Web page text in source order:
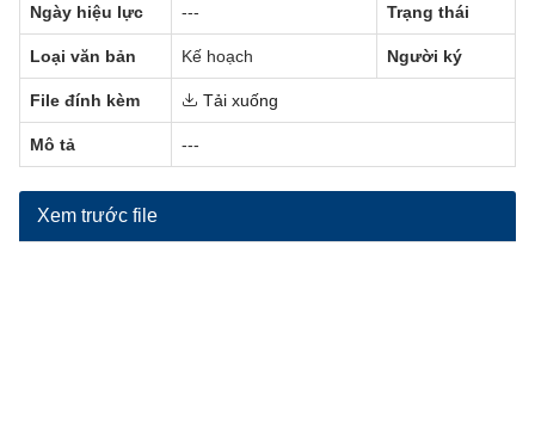
Ngày hiệu lực --- Trạng thái
Loại văn bản Kế hoạch Người ký
File đính kèm Tải xuống
Mô tả ---
Xem trước file